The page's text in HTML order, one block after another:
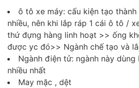
ô tô xe máy: cấu kiện tạo
nhiều, nên khi lắp ráp 1 cái ô tô /
thứ đựng hàng linh hoạt >> ống
được yc đó>> Ngành chế tạo và
Ngành điện tử: ngành này
nhiều nhất
May mặc , dệt